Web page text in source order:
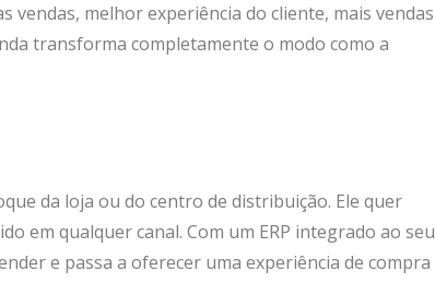
vendas, melhor experiência do cliente, mais vendas
transforma completamente o modo como a
da loja ou do centro de distribuição. Ele quer
em qualquer canal. Com um ERP integrado ao seu
e passa a oferecer uma experiência de compra